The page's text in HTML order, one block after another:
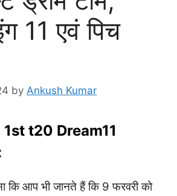
11 एवं पिच
by Ankush Kumar
t20 Dream11
कि आप भी जानते हैं कि 9 फरवरी को